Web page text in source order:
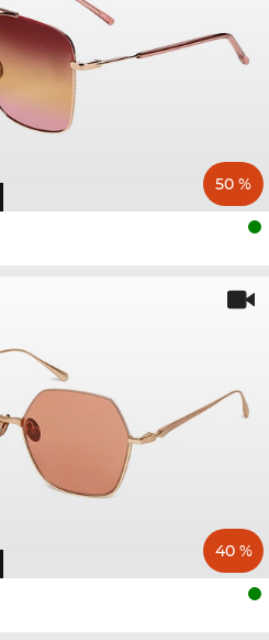
50 %
40 %